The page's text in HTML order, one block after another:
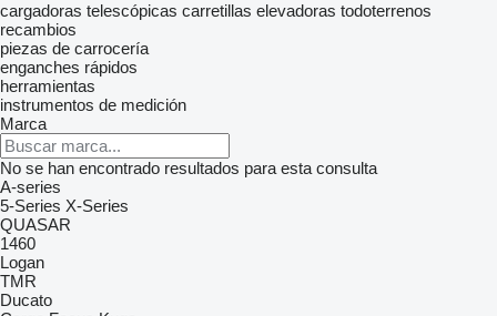
cargadoras telescópicas carretillas elevadoras todoterrenos
recambios
piezas de carrocería
enganches rápidos
herramientas
instrumentos de medición
Marca
No se han encontrado resultados para esta consulta
A-series
5-Series X-Series
QUASAR
1460
Logan
TMR
Ducato